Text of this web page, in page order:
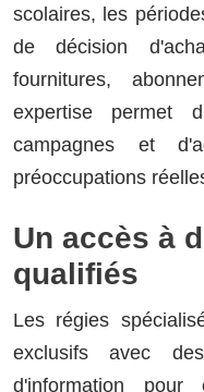
scolaires, les
de décision
fournitures,
expertise permet
campagnes et
préoccupations
Un accès à
qualifiés
Les régies
exclusifs avec
d'information pour